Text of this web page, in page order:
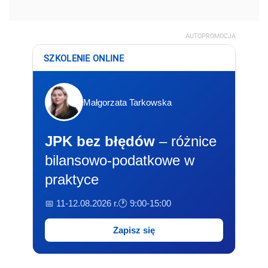
AUTOPROMOCJA
SZKOLENIE ONLINE
Małgorzata Tarkowska
JPK bez błędów – różnice
bilansowo-podatkowe w
praktyce
📅 11-12.08.2026 r.🕐 9:00-15:00
Zapisz się